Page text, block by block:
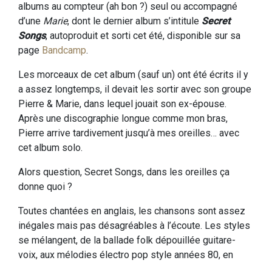
albums au compteur (ah bon ?) seul ou accompagné
d’une Marie, dont le dernier album s’intitule Secret
Songs, autoproduit et sorti cet été, disponible sur sa
page Bandcamp.
Les morceaux de cet album (sauf un) ont été écrits il y
a assez longtemps, il devait les sortir avec son groupe
Pierre & Marie, dans lequel jouait son ex-épouse.
Après une discographie longue comme mon bras,
Pierre arrive tardivement jusqu’à mes oreilles… avec
cet album solo.
Alors question, Secret Songs, dans les oreilles ça
donne quoi ?
Toutes chantées en anglais, les chansons sont assez
inégales mais pas désagréables à l’écoute. Les styles
se mélangent, de la ballade folk dépouillée guitare-
voix, aux mélodies électro pop style années 80, en